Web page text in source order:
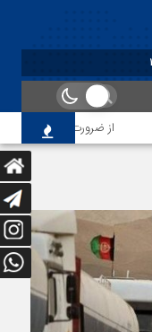
از ضرورت اصلاح